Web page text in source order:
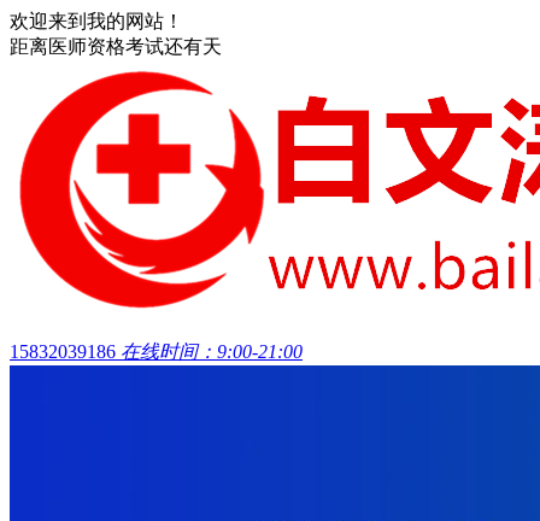
欢迎来到我的网站！
距离医师资格考试还有天
15832039186 在线时间：9:00-21:00